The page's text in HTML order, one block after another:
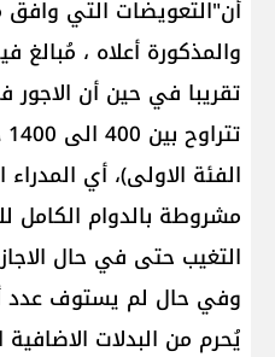
أن"التعويضات التي وافق
تقريبا في حين أن الاجور
الفئة الاولى)، أي
مشروطة بالدوام الكامل
التغيب حتى في حال
وفي حال لم يستوف عدد
يُحرم من البدلات